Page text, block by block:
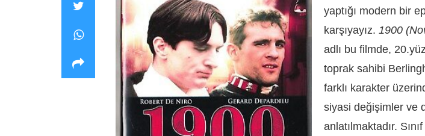
yaptığı modern bir
karşıyayız. 1900
adlı bu filmde,
toprak sahibi
farklı karakter
siyasi değişimler ve
anlatılmaktadır.